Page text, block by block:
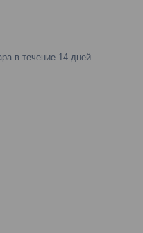
в течение 14 дней